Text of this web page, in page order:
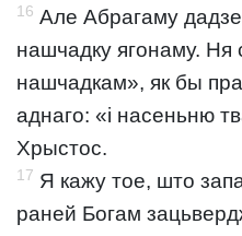
16 Але Абрагаму
нашчадку ягонаму. Ня
нашчадкам», як бы
аднаго: «і насеньню
Хрыстос.
17 Я кажу тое, што
раней Богам